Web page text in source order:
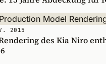
2015
des Kia Niro